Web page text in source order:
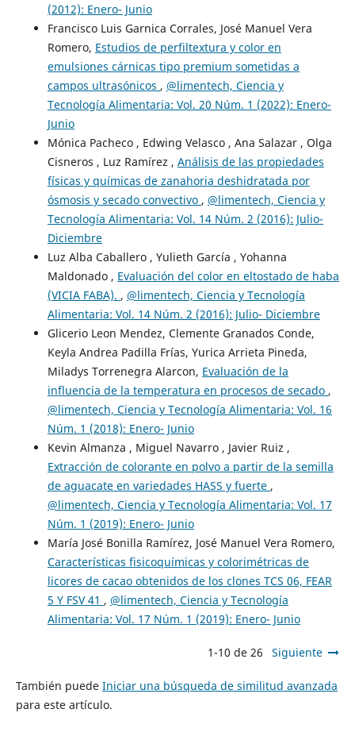
(2012): Enero- Junio
Francisco Luis Garnica Corrales, José Manuel Vera
Romero, Estudios de perfiltextura y color en
emulsiones cárnicas tipo premium sometidas a
campos ultrasónicos , @limentech, Ciencia y
Tecnología Alimentaria: Vol. 20 Núm. 1 (2022): Enero-
Junio
Mónica Pacheco , Edwing Velasco , Ana Salazar , Olga
Cisneros , Luz Ramírez , Análisis de las propiedades
físicas y químicas de zanahoria deshidratada por
ósmosis y secado convectivo , @limentech, Ciencia y
Tecnología Alimentaria: Vol. 14 Núm. 2 (2016): Julio-
Diciembre
Luz Alba Caballero , Yulieth García , Yohanna
Maldonado , Evaluación del color en eltostado de haba
(VICIA FABA). , @limentech, Ciencia y Tecnología
Alimentaria: Vol. 14 Núm. 2 (2016): Julio- Diciembre
Glicerio Leon Mendez, Clemente Granados Conde,
Keyla Andrea Padilla Frías, Yurica Arrieta Pineda,
Miladys Torrenegra Alarcon, Evaluación de la
influencia de la temperatura en procesos de secado ,
@limentech, Ciencia y Tecnología Alimentaria: Vol. 16
Núm. 1 (2018): Enero- Junio
Kevin Almanza , Miguel Navarro , Javier Ruiz ,
Extracción de colorante en polvo a partir de la semilla
de aguacate en variedades HASS y fuerte ,
@limentech, Ciencia y Tecnología Alimentaria: Vol. 17
Núm. 1 (2019): Enero- Junio
María José Bonilla Ramírez, José Manuel Vera Romero,
Características fisicoquímicas y colorimétricas de
licores de cacao obtenidos de los clones TCS 06, FEAR
5 Y FSV 41 , @limentech, Ciencia y Tecnología
Alimentaria: Vol. 17 Núm. 1 (2019): Enero- Junio
1-10 de 26 Siguiente
También puede Iniciar una búsqueda de similitud avanzada
para este artículo.